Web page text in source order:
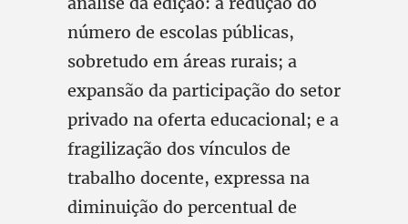
número de escolas públicas,
sobretudo em áreas rurais; a
expansão da participação do setor
privado na oferta educacional; e a
fragilização dos vínculos de
trabalho docente, expressa na
diminuição do percentual de